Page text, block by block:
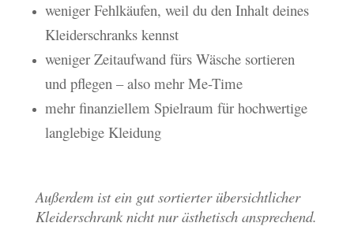
weniger Fehlkäufen, weil du den Inhalt deines
Kleiderschranks kennst
weniger Zeitaufwand fürs Wäsche sortieren
und pflegen – also mehr Me-Time
mehr finanziellem Spielraum für hochwertige
langlebige Kleidung
Außerdem ist ein gut sortierter übersichtlicher
Kleiderschrank nicht nur ästhetisch ansprechend.